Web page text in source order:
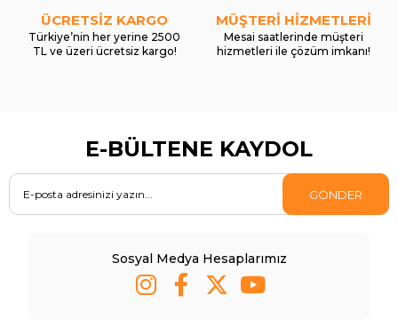
ÜCRETSİZ KARGO
Türkiye’nin her yerine 2500
TL ve üzeri ücretsiz kargo!
MÜŞTERİ HİZMETLERİ
Mesai saatlerinde müşteri
hizmetleri ile çözüm imkanı!
E-BÜLTENE KAYDOL
GÖNDER
Sosyal Medya Hesaplarımız